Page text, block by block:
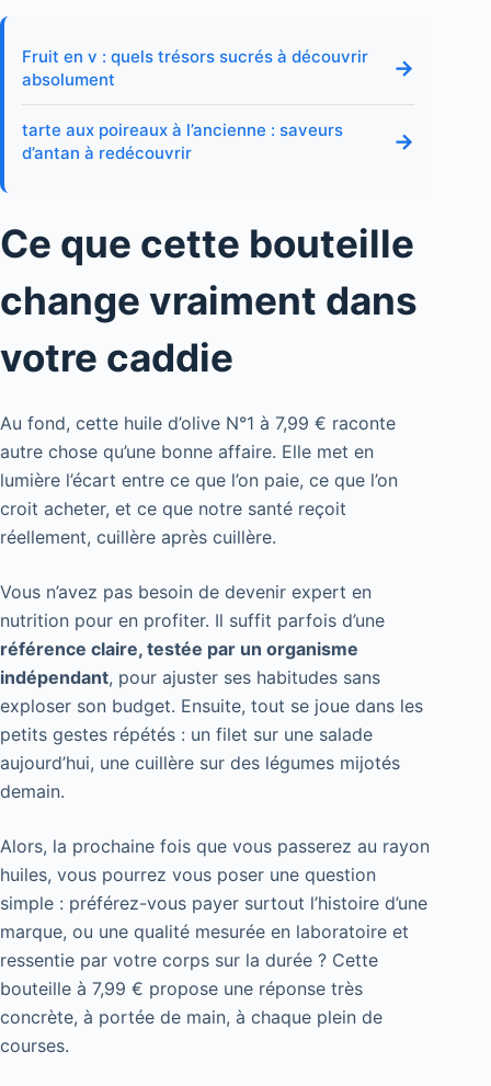
Fruit en v : quels trésors sucrés à découvrir
absolument
→
tarte aux poireaux à l’ancienne : saveurs
d’antan à redécouvrir
→
Ce que cette bouteille
change vraiment dans
votre caddie
Au fond, cette huile d’olive N°1 à 7,99 € raconte
autre chose qu’une bonne affaire. Elle met en
lumière l’écart entre ce que l’on paie, ce que l’on
croit acheter, et ce que notre santé reçoit
réellement, cuillère après cuillère.
Vous n’avez pas besoin de devenir expert en
nutrition pour en profiter. Il suffit parfois d’une
référence claire, testée par un organisme
indépendant, pour ajuster ses habitudes sans
exploser son budget. Ensuite, tout se joue dans les
petits gestes répétés : un filet sur une salade
aujourd’hui, une cuillère sur des légumes mijotés
demain.
Alors, la prochaine fois que vous passerez au rayon
huiles, vous pourrez vous poser une question
simple : préférez-vous payer surtout l’histoire d’une
marque, ou une qualité mesurée en laboratoire et
ressentie par votre corps sur la durée ? Cette
bouteille à 7,99 € propose une réponse très
concrète, à portée de main, à chaque plein de
courses.